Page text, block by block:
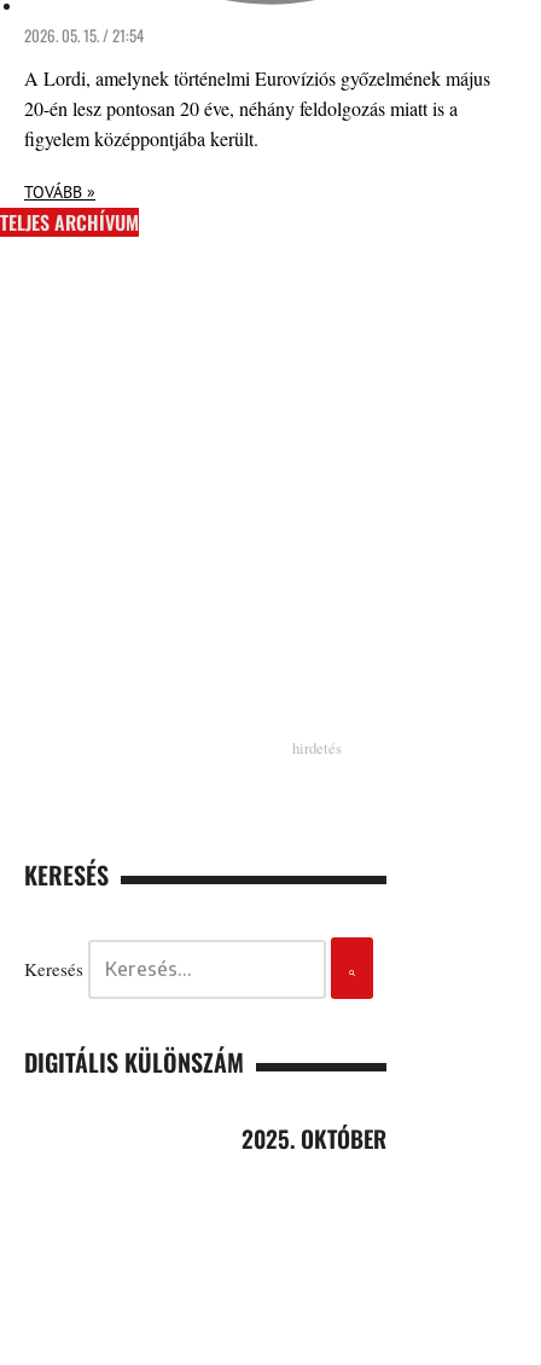
2026. 05. 15. / 21:54
A Lordi, amelynek történelmi Eurovíziós győzelmének május
20-én lesz pontosan 20 éve, néhány feldolgozás miatt is a
figyelem középpontjába került.
TOVÁBB »
TELJES ARCHÍVUM
KERESÉS
Keresés
DIGITÁLIS KÜLÖNSZÁM
2025. OKTÓBER